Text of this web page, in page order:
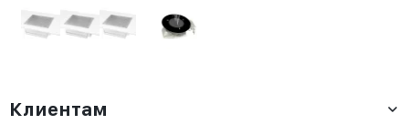
правый выход
встраиваемый
Pure белый
Клиентам